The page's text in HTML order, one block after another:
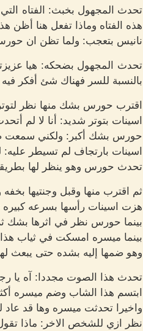
تحدث المجهول بخبث: الفتاه
هذه الفتاه وماذا تفعل هنا أظن
نانيس بتعجب: ولما تظن ان حورس
تحدث المجهول بضحكه: هيا
بالنسبة للسر فهناك شئ أفكر
اقترب حورس بشك منها نظر
اسينات بتوتر شديد: أنا لا لم
حورس بشك أكبر: ولكني سمعت
اسينات بارتجاف لم تسيطر
تحدث حورس وهو ينظر لها
ثم اقترب منها وقبل وجنتيها
هزت اسينات رأسها بسرعه كبيره
بينما حورس نظر في اثرها بشك
بينما ميسره امسكت في ثياب
وهو ضمها إليه بشده حتى يبعث
تحدث هذا الصوت مجددا: آه يا
ابتسم هذا الشاب وضم ميسره
واخيرا تحدثت ميسره وها قد عاد
نظر ازي للشخص الاخر: ماذا